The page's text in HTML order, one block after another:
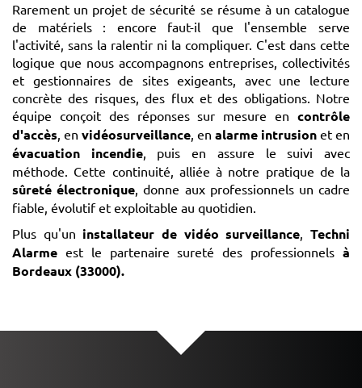
Rarement un projet de sécurité se résume à un catalogue
de matériels : encore faut-il que l'ensemble serve
l'activité, sans la ralentir ni la compliquer. C'est dans cette
logique que nous accompagnons entreprises, collectivités
et gestionnaires de sites exigeants, avec une lecture
concrète des risques, des flux et des obligations. Notre
équipe conçoit des réponses sur mesure en contrôle
d'accès, en vidéosurveillance, en alarme intrusion et en
évacuation incendie, puis en assure le suivi avec
méthode. Cette continuité, alliée à notre pratique de la
sûreté électronique, donne aux professionnels un cadre
fiable, évolutif et exploitable au quotidien.
Plus qu'un installateur de vidéo surveillance,Techni
Alarme est le partenaire sureté des professionnels à
Bordeaux (33000).